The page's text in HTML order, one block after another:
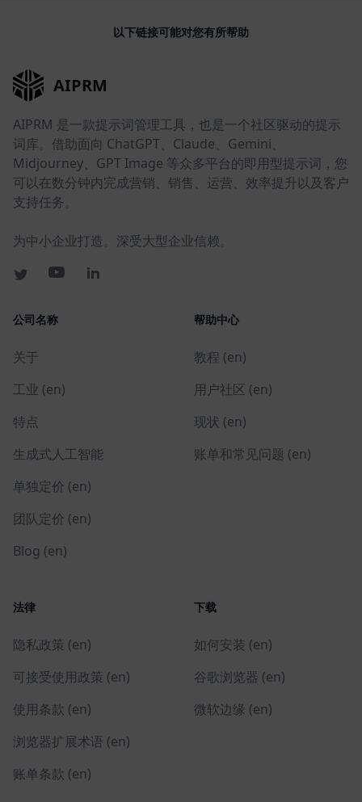
以下链接可能对您有所帮助
AIPRM
AIPRM 是一款提示词管理工具，也是一个社区驱动的提示
词库。借助面向 ChatGPT、Claude、Gemini、
Midjourney、GPT Image 等众多平台的即用型提示词，您
可以在数分钟内完成营销、销售、运营、效率提升以及客户
支持任务。
为中小企业打造。深受大型企业信赖。
公司名称
关于
工业 (en)
特点
生成式人工智能
单独定价 (en)
团队定价 (en)
Blog (en)
帮助中心
教程 (en)
用户社区 (en)
现状 (en)
账单和常见问题 (en)
法律
隐私政策 (en)
可接受使用政策 (en)
使用条款 (en)
浏览器扩展术语 (en)
账单条款 (en)
下载
如何安装 (en)
谷歌浏览器 (en)
微软边缘 (en)